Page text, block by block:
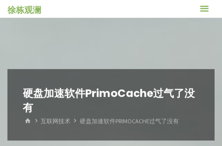
转
徐栋观澜
硬盘加速软件PrimoCache过气了没
有
首 互联网技术 硬盘加速软件PRIMOCACHE过气了没有